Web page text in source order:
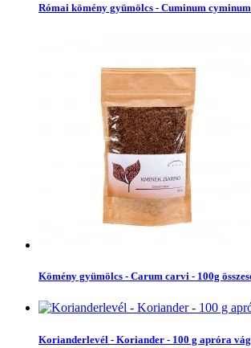
Római kömény gyümölcs - Cuminum cyminum
Kömény gyümölcs - Carum carvi - 100g
Korianderlevél - Koriander - 100 g apróra